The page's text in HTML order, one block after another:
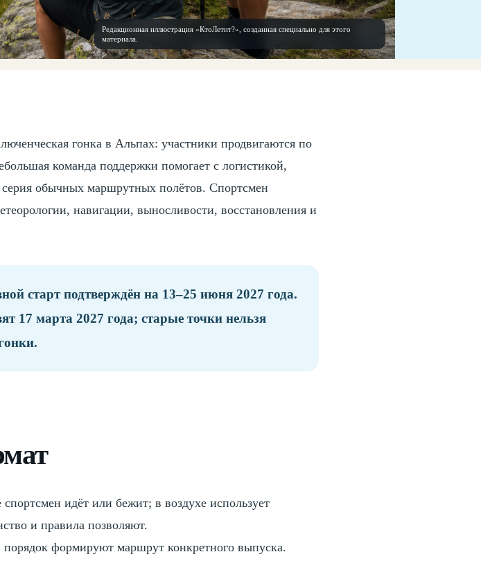
Редакционная иллюстрация «КтоЛетит?», созданная специально для этого
материала.
гонка в Альпах: участники продвигаются по
команда поддержки помогает с логистикой,
обычных маршрутных полётов. Спортсмен
навигации, выносливости, восстановления и
старт подтверждён на 13–25 июня 2027 года.
17 марта 2027 года; старые точки нельзя
спортсмен идёт или бежит; в воздухе использует
и правила позволяют.
формируют маршрут конкретного выпуска.